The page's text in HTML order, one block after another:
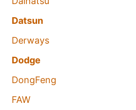
Datsun
Derways
Dodge
DongFeng
FAW